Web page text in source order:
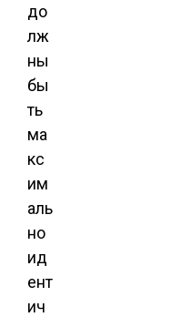
до
лж
ны
бы
ть
ма
кс
им
аль
но
ид
ент
ич